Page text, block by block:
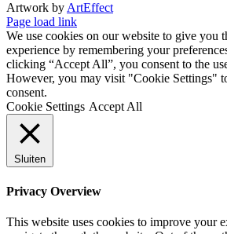
Artwork byArtEffect
Page load link
We use cookies on our website to give you
experience by remembering your
clicking “Accept All”, you consent to the
However, you may visit "Cookie Settings"
consent.
Cookie Settings Accept All
Sluiten
Privacy Overview
This website uses cookies to improve your